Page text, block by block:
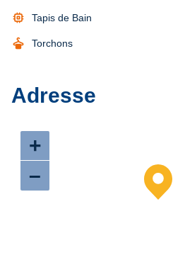
memory Tapis de Bain
dry_cleaning Torchons
Adresse
+
–